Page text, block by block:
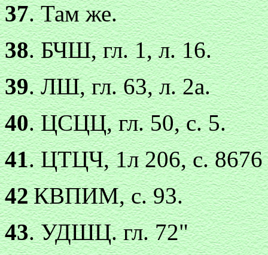
37. Там же.
38. БЧШ, гл. 1, л. 16.
39. ЛШ, гл. 63, л. 2а.
40. ЦСЦЦ, гл. 50, с. 5.
41. ЦТЦЧ, 1л 206, с.
42КВПИМ, с. 93.
43. УДШЦ. гл. 72"